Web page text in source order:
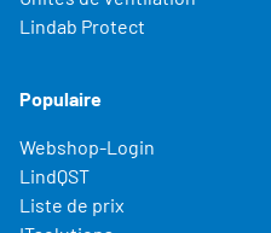
Lindab Protect
Populaire
Webshop-Login
LindQST
Liste de prix